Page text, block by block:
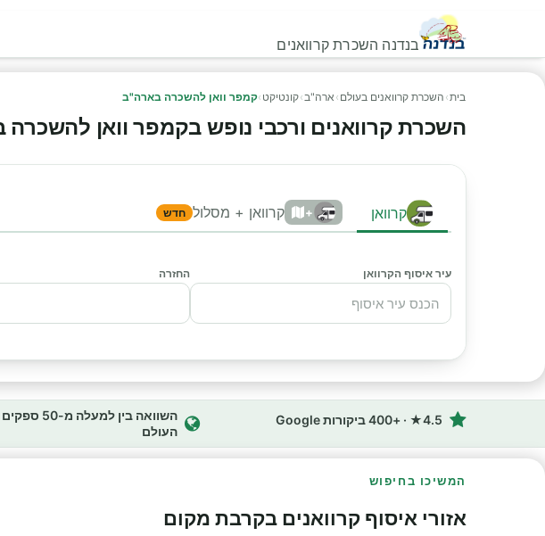
בנדנה השכרת קרוואנים
בית› השכרת קרוואנים בעולם › ארה"ב›קונטיקט ›קמפר וואן להשכרה בארה"ב
השכרת קרוואנים ורכבי נופש בקמפר וואן להשכרה
קרוואן + קרוואן + מסלול חדש
עיר איסוף הקרוואן החזרה
4.5★ · +400 ביקורות Google
השוואה בין
העולם
המשיכו בחיפוש
אזורי איסוף קרוואנים בקרבת מקום